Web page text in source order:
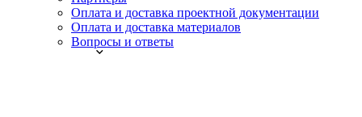
Оплата и доставка проектной документации
Оплата и доставка материалов
Вопросы и ответы